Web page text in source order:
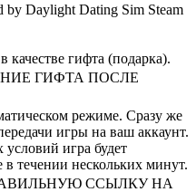
by Daylight Dating Sim Steam
качестве гифта (подарка).
ГИФТА ПОСЛЕ
режиме. Сразу же
игры на ваш аккаунт.
игра будет
течении нескольких минут.
ССЫЛКУ НА